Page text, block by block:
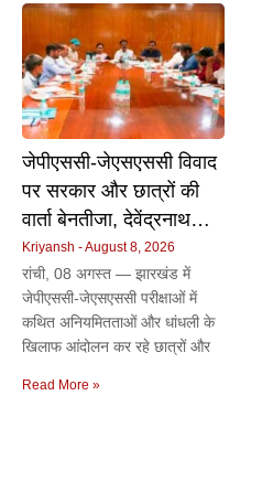
जेपीएससी-जेएसएससी विवाद
पर सरकार और छात्रों की
वार्ता बेनतीजा, देवेंद्रनाथ
महतो की भूख हड़ताल और
छात्रों का धरना जारी
Kriyansh August 8, 2026
रांची, 08 अगस्त — झारखंड में
जेपीएससी-जेएसएससी परीक्षाओं में
कथित अनियमितताओं और धांधली के
खिलाफ आंदोलन कर रहे छात्रों और
Read More »